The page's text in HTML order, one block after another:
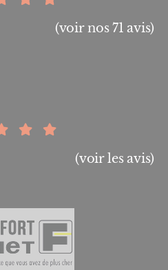
(voir nos 71 avis)
(voir les avis)